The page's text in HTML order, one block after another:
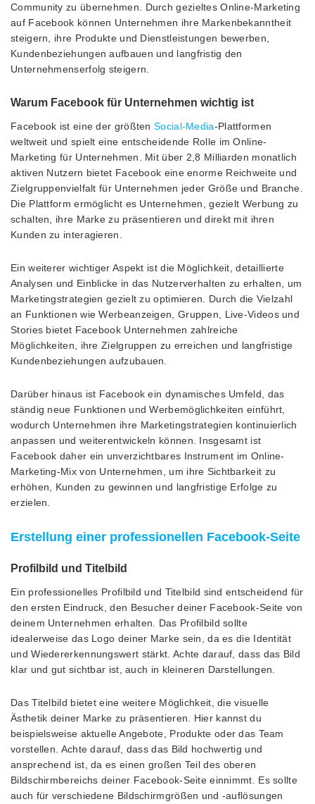
Community zu übernehmen. Durch gezieltes Online-Marketing
auf Facebook können Unternehmen ihre Markenbekanntheit
steigern, ihre Produkte und Dienstleistungen bewerben,
Kundenbeziehungen aufbauen und langfristig den
Unternehmenserfolg steigern.
Warum Facebook für Unternehmen wichtig ist
Facebook ist eine der größtenSocial-Media-Plattformen
weltweit und spielt eine entscheidende Rolle im Online-
Marketing für Unternehmen. Mit über 2,8 Milliarden monatlich
aktiven Nutzern bietet Facebook eine enorme Reichweite und
Zielgruppenvielfalt für Unternehmen jeder Größe und Branche.
Die Plattform ermöglicht es Unternehmen, gezielt Werbung zu
schalten, ihre Marke zu präsentieren und direkt mit ihren
Kunden zu interagieren.
Ein weiterer wichtiger Aspekt ist die Möglichkeit, detaillierte
Analysen und Einblicke in das Nutzerverhalten zu erhalten, um
Marketingstrategien gezielt zu optimieren. Durch die Vielzahl
an Funktionen wie Werbeanzeigen, Gruppen, Live-Videos und
Stories bietet Facebook Unternehmen zahlreiche
Möglichkeiten, ihre Zielgruppen zu erreichen und langfristige
Kundenbeziehungen aufzubauen.
Darüber hinaus ist Facebook ein dynamisches Umfeld, das
ständig neue Funktionen und Werbemöglichkeiten einführt,
wodurch Unternehmen ihre Marketingstrategien kontinuierlich
anpassen und weiterentwickeln können. Insgesamt ist
Facebook daher ein unverzichtbares Instrument im Online-
Marketing-Mix von Unternehmen, um ihre Sichtbarkeit zu
erhöhen, Kunden zu gewinnen und langfristige Erfolge zu
erzielen.
Erstellung einer professionellen Facebook-Seite
Profilbild und Titelbild
Ein professionelles Profilbild und Titelbild sind entscheidend für
den ersten Eindruck, den Besucher deiner Facebook-Seite von
deinem Unternehmen erhalten. Das Profilbild sollte
idealerweise das Logo deiner Marke sein, da es die Identität
und Wiedererkennungswert stärkt. Achte darauf, dass das Bild
klar und gut sichtbar ist, auch in kleineren Darstellungen.
Das Titelbild bietet eine weitere Möglichkeit, die visuelle
Ästhetik deiner Marke zu präsentieren. Hier kannst du
beispielsweise aktuelle Angebote, Produkte oder das Team
vorstellen. Achte darauf, dass das Bild hochwertig und
ansprechend ist, da es einen großen Teil des oberen
Bildschirmbereichs deiner Facebook-Seite einnimmt. Es sollte
auch für verschiedene Bildschirmgrößen und -auflösungen